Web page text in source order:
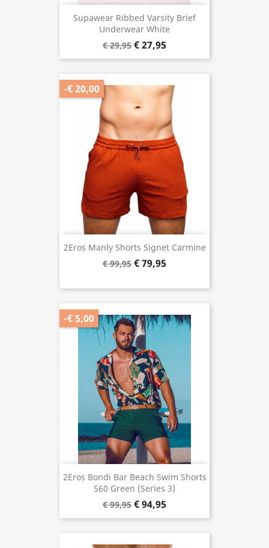
Supawear Ribbed Varsity Brief
Underwear White
€ 29,95 € 27,95
2Eros Manly Shorts Signet Carmine
€ 99,95 € 79,95
-€ 20,00
2Eros Bondi Bar Beach Swim Shorts
S60 Green (Series 3)
€ 99,95 € 94,95
-€ 5,00